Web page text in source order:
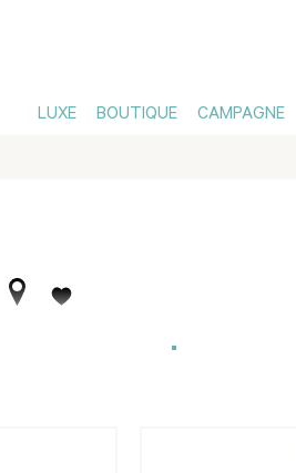
LUXE BOUTIQUE CAMPAGNE